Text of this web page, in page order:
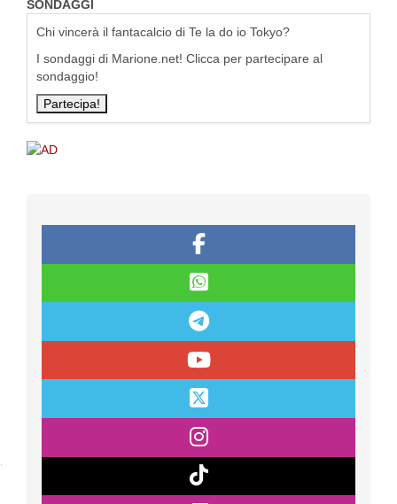
SONDAGGI
Chi vincerà il fantacalcio di Te la do io Tokyo?
I sondaggi di Marione.net! Clicca per partecipare al
sondaggio!